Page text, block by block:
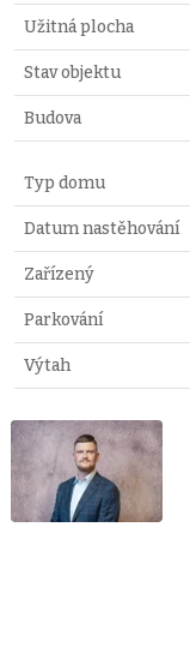
Užitná plocha
Stav objektu
Budova
Typ domu
Datum nastěhování
Zařízený
Parkování
Výtah